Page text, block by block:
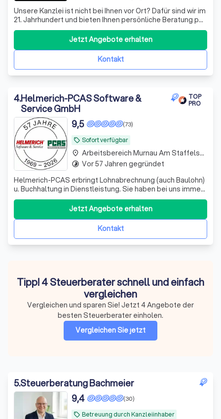
Unsere Kanzlei ist nicht bei Ihnen vor Ort? Dafür sind wir im
21. Jahrhundert und bieten Ihnen persönliche Beratung per
Video, WhatsApp und anderen Medien - wir sehen uns!
Datenaustausch - digital
Kontakt
Jetzt Angebote erhalten
4.Helmerich-PCAS Software &
Service GmbH
TOP
PRO
local_offer Sofort verfügbar
(73)
9,5
Helmerich-PCAS erbringt Lohnabrechnung (auch Baulohn)
u. Buchhaltung in Dienstleistung. Sie haben bei uns immer
einen festen Ansprechpartner, den Sie per Telefon,
Telefax oder eMail erreichen können.
Kontakt
Jetzt Angebote erhalten
place Arbeitsbereich Murnau Am Staffelsee
timelapse Vor 57 Jahren gegründet
Tipp! 4 Steuerberater schnell und einfach
vergleichen
Vergleichen und sparen Sie! Jetzt 4 Angebote der
besten Steuerberater einholen.
Vergleichen Sie jetzt
5.Steuerberatung Bachmeier
local_offer Betreuung durch Kanzleiinhaber
(30)
9,4